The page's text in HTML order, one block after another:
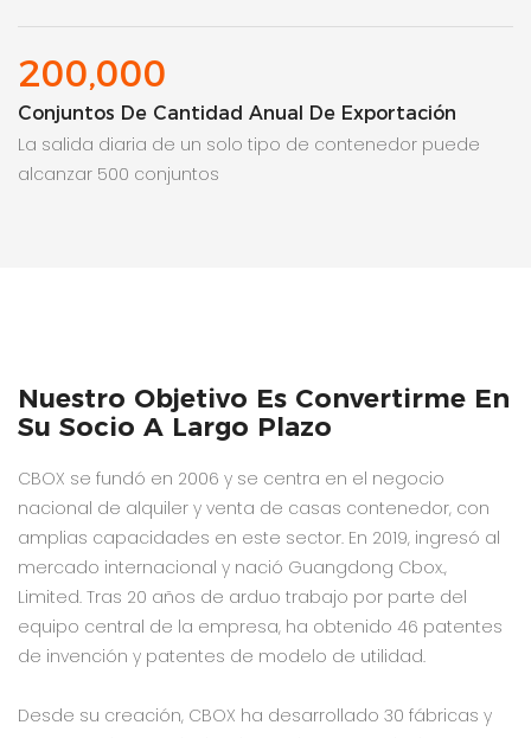
200,000
Conjuntos De Cantidad Anual De Exportación
La salida diaria de un solo tipo de contenedor puede
alcanzar 500 conjuntos
Nuestro Objetivo Es Convertirme En
Su Socio A Largo Plazo
CBOX se fundó en 2006 y se centra en el negocio
nacional de alquiler y venta de casas contenedor, con
amplias capacidades en este sector. En 2019, ingresó al
mercado internacional y nació Guangdong Cbox.,
Limited. Tras 20 años de arduo trabajo por parte del
equipo central de la empresa, ha obtenido 46 patentes
de invención y patentes de modelo de utilidad.
Desde su creación, CBOX ha desarrollado 30 fábricas y